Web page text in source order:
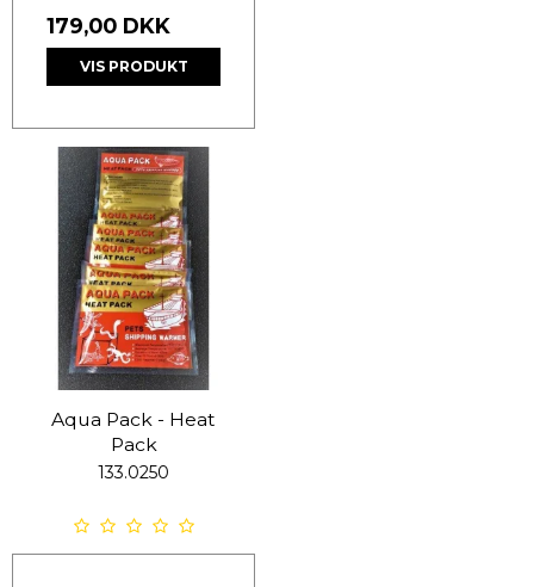
179,00 DKK
VIS PRODUKT
Aqua Pack - Heat
Pack
133.0250